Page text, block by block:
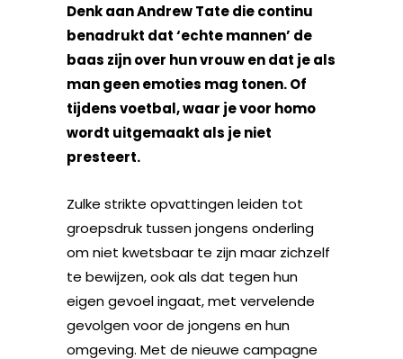
Denk aan Andrew Tate die continu
benadrukt dat ‘echte mannen’ de
baas zijn over hun vrouw en dat je als
man geen emoties mag tonen. Of
tijdens voetbal, waar je voor homo
wordt uitgemaakt als je niet
presteert.
Zulke strikte opvattingen leiden tot
groepsdruk tussen jongens onderling
om niet kwetsbaar te zijn maar zichzelf
te bewijzen, ook als dat tegen hun
eigen gevoel ingaat, met vervelende
gevolgen voor de jongens en hun
omgeving. Met de nieuwe campagne